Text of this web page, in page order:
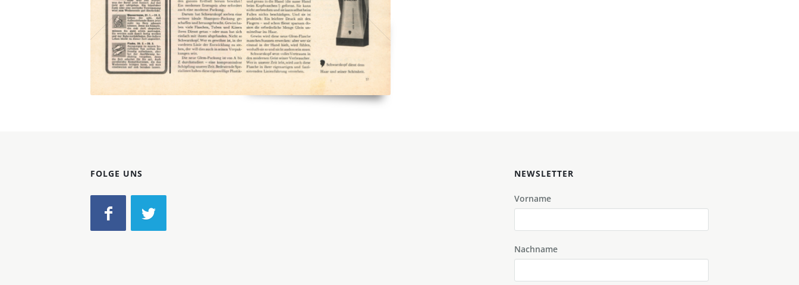
FOLGE UNS NEWSLETTER
Vorname
Nachname